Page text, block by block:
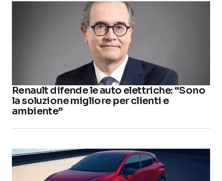
Renault difende le auto elettriche: “Sono
la soluzione migliore per clienti e
ambiente”